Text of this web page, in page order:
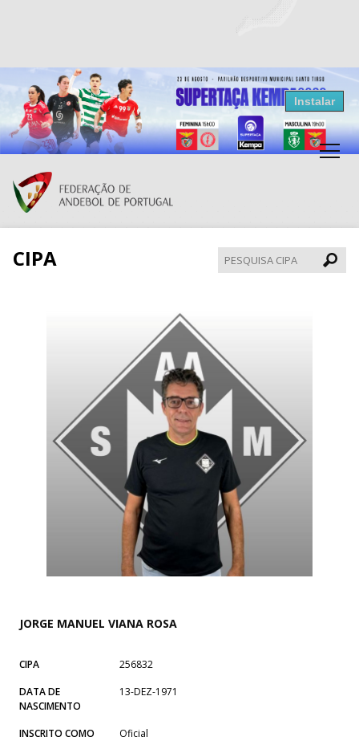
Resultados Andebol
Federação de Andebol de Portugal
Grátis - Disponivel na Play Store
Instalar
CIPA
CIPA
JORGE MANUEL VIANA ROSA
CIPA
256832
DATA DE
NASCIMENTO
13-DEZ-1971
INSCRITO COMO Oficial